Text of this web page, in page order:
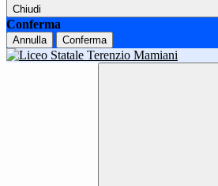
Chiudi
Conferma
Annulla Conferma